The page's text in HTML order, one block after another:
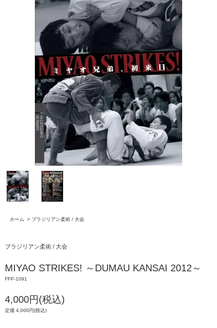
ホーム > ブラジリアン柔術 / 大会
ブラジリアン柔術 / 大会
MIYAO STRIKES! ～DUMAU KANSAI 2012～
FFP-1091
4,000円(税込)
定価 4,000円(税込)